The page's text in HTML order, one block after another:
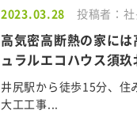
2023.03.28 投稿者：社
高気密高断熱の家に
ュラルエコハウス須玖
井尻駅から徒歩15分、住
大工工事...